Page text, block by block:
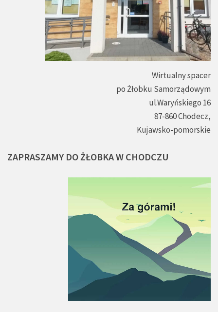
Wirtualny spacer
po Żłobku Samorządowym
ul.Waryńskiego 16
87-860 Chodecz,
Kujawsko-pomorskie
ZAPRASZAMY DO ŻŁOBKAW CHODCZU